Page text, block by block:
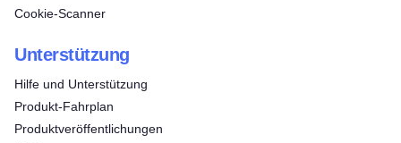
Cookie-Scanner
Unterstützung
Hilfe und Unterstützung
Produkt-Fahrplan
Produktveröffentlichungen